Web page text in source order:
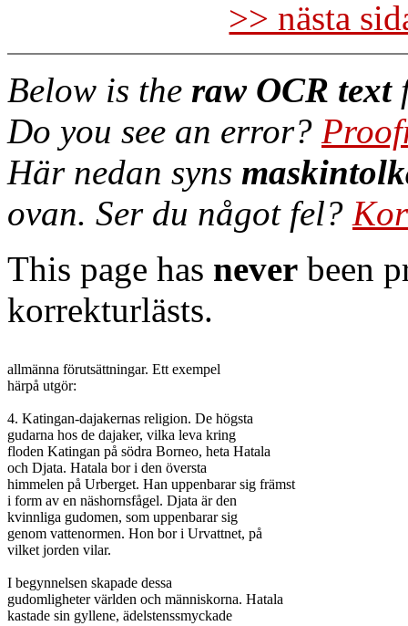
>> nästa
Below is the raw OCR text
Do you see an error?
Här nedan syns
ovan. Ser du något fel?
This page has never been
korrekturlästs.
allmänna förutsättningar. Ett exempel
härpå utgör:
4. Katingan-dajakernas religion. De högsta
gudarna hos de dajaker, vilka leva kring
floden Katingan på södra Borneo, heta Hatala
och Djata. Hatala bor i den översta
himmelen på Urberget. Han uppenbarar sig främst
i form av en näshornsfågel. Djata är den
kvinnliga gudomen, som uppenbarar sig
genom vattenormen. Hon bor i Urvattnet, på
vilket jorden vilar.
I begynnelsen skapade dessa
gudomligheter världen och människorna. Hatala
kastade sin gyllene, ädelstenssmyckade